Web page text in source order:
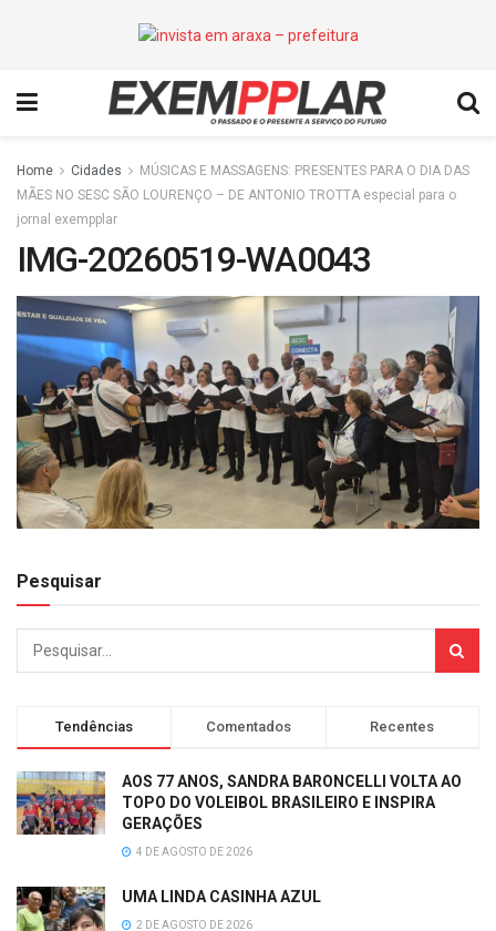
Home Cidades
MÚSICAS E MASSAGENS: PRESENTES PARA O DIA DAS
MÃES NO SESC SÃO LOURENÇO – DE ANTONIO TROTTA especial para o
jornal exempplar
IMG-20260519-WA0043
Pesquisar
Tendências Comentados Recentes
AOS 77 ANOS, SANDRA BARONCELLI VOLTA AO
TOPO DO VOLEIBOL BRASILEIRO E INSPIRA
GERAÇÕES
4 DE AGOSTO DE 2026
UMA LINDA CASINHA AZUL
2 DE AGOSTO DE 2026